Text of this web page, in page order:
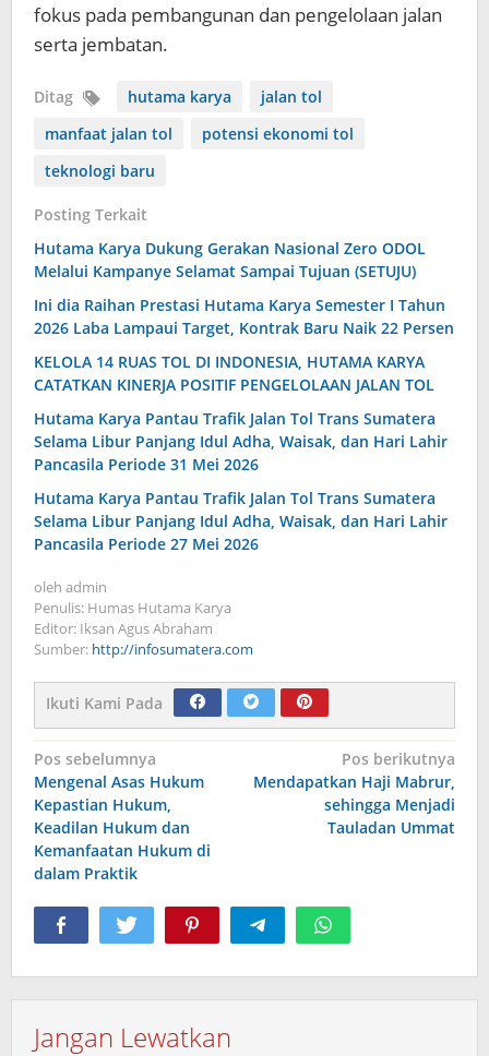
fokus pada pembangunan dan pengelolaan jalan
serta jembatan.
Ditag hutama karya
jalan tol
manfaat jalan tol
potensi ekonomi tol
teknologi baru
Posting Terkait
Hutama Karya Dukung Gerakan Nasional Zero ODOL
Melalui Kampanye Selamat Sampai Tujuan (SETUJU)
Ini dia Raihan Prestasi Hutama Karya Semester I Tahun
2026 Laba Lampaui Target, Kontrak Baru Naik 22 Persen
KELOLA 14 RUAS TOL DI INDONESIA, HUTAMA KARYA
CATATKAN KINERJA POSITIF PENGELOLAAN JALAN TOL
Hutama Karya Pantau Trafik Jalan Tol Trans Sumatera
Selama Libur Panjang Idul Adha, Waisak, dan Hari Lahir
Pancasila Periode 31 Mei 2026
Hutama Karya Pantau Trafik Jalan Tol Trans Sumatera
Selama Libur Panjang Idul Adha, Waisak, dan Hari Lahir
Pancasila Periode 27 Mei 2026
oleh admin
Penulis: Humas Hutama Karya
Editor: Iksan Agus Abraham
Sumber: http://infosumatera.com
Ikuti Kami Pada
Navigasi
pos
Pos sebelumnya
Mengenal Asas Hukum
Kepastian Hukum,
Keadilan Hukum dan
Kemanfaatan Hukum di
dalam Praktik
Pos berikutnya
Mendapatkan Haji Mabrur,
sehingga Menjadi
Tauladan Ummat
Jangan Lewatkan